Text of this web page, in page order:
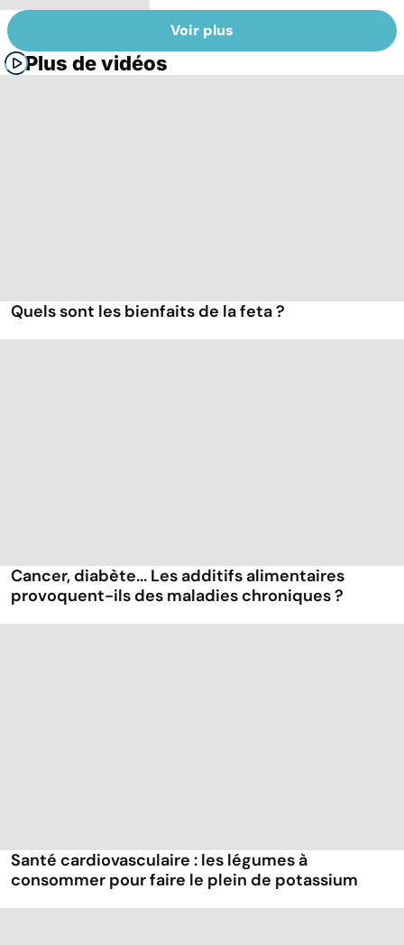
Voir plus
Plus de vidéos
Quels sont les bienfaits de la feta ?
Cancer, diabète... Les additifs alimentaires
provoquent-ils des maladies chroniques ?
Santé cardiovasculaire : les légumes à
consommer pour faire le plein de potassium